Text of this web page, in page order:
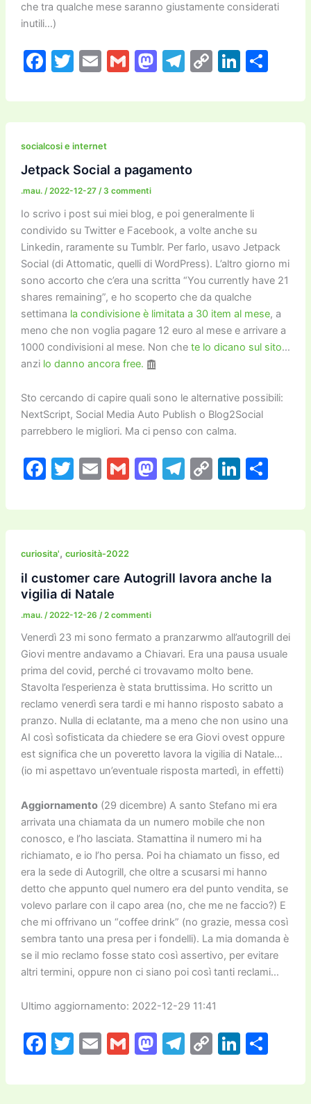
che tra qualche mese saranno giustamente considerati
inutili…)
F
c
e
b
o
o
k
T
itt
er
E
ai
l
G
ai
l
M
st
o
o
T
e
gr
m
C
p
y
Li
k
e
C
n
di
socialcosi e internet
Jetpack Social a pagamento
.mau. /2022-12-27 / 3 commenti
Io scrivo i post sui miei blog, e poi generalmente li
condivido su Twitter e Facebook, a volte anche su
Linkedin, raramente su Tumblr. Per farlo, usavo Jetpack
Social (di Attomatic, quelli di WordPress). L’altro giorno mi
sono accorto che c’era una scritta “You currently have 21
shares remaining”, e ho scoperto che da qualche
settimana la condivisione è limitata a 30 item al mese, a
meno che non voglia pagare 12 euro al mese e arrivare a
1000 condivisioni al mese. Non che te lo dicano sul sito…
anzi lo danno ancora free.
Sto cercando di capire quali sono le alternative possibili:
NextScript, Social Media Auto Publish o Blog2Social
parrebbero le migliori. Ma ci penso con calma.
F
c
e
b
o
o
k
T
itt
er
E
ai
l
G
ai
l
M
st
o
o
T
e
gr
m
C
p
y
n
Li
k
e
n
C
n
di
di
curiosita', curiosità-2022
il customer care Autogrill lavora anche la
vigilia di Natale
.mau. /2022-12-26 /2 commenti
Venerdì 23 mi sono fermato a pranzarwmo all’autogrill dei
Giovi mentre andavamo a Chiavari. Era una pausa usuale
prima del covid, perché ci trovavamo molto bene.
Stavolta l’esperienza è stata bruttissima. Ho scritto un
reclamo venerdì sera tardi e mi hanno risposto sabato a
pranzo. Nulla di eclatante, ma a meno che non usino una
AI così sofisticata da chiedere se era Giovi ovest oppure
est significa che un poveretto lavora la vigilia di Natale…
(io mi aspettavo un’eventuale risposta martedì, in effetti)
Aggiornamento(29 dicembre) A santo Stefano mi era
arrivata una chiamata da un numero mobile che non
conosco, e l’ho lasciata. Stamattina il numero mi ha
richiamato, e io l’ho persa. Poi ha chiamato un fisso, ed
era la sede di Autogrill, che oltre a scusarsi mi hanno
detto che appunto quel numero era del punto vendita, se
volevo parlare con il capo area (no, che me ne faccio?) E
che mi offrivano un “coffee drink” (no grazie, messa così
sembra tanto una presa per i fondelli). La mia domanda è
se il mio reclamo fosse stato così assertivo, per evitare
altri termini, oppure non ci siano poi così tanti reclami…
Ultimo aggiornamento: 2022-12-29 11:41
F
c
T
itt
E
ai
G
ai
M
st
T
e
C
p
Li
k
C
n